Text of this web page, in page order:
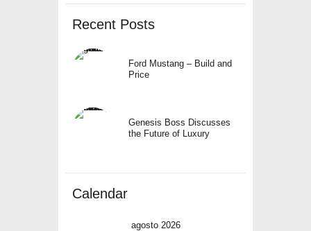
Recent Posts
Ford Mustang – Build and
Price
Genesis Boss Discusses
the Future of Luxury
Calendar
agosto 2026